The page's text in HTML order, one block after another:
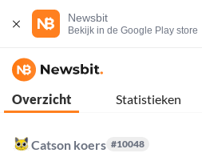
Newsbit
Bekijk in de Google Play store
Overzicht Statistieken
Catson koers #10048